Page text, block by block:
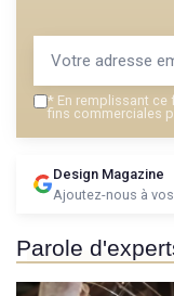
* En remplissant ce
fins commerciales
Design Magazine
Ajoutez-nous à
Parole